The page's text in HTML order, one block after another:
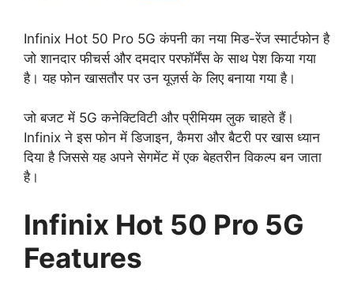
Infinix Hot 50 Pro 5G कंपनी का नया मिड-रेंज स्मार्टफोन है
जो शानदार फीचर्स और दमदार परफॉर्मेंस के साथ पेश किया गया
है। यह फोन खासतौर पर उन यूज़र्स के लिए बनाया गया है।
जो बजट में 5G कनेक्टिविटी और प्रीमियम लुक चाहते हैं।
Infinix ने इस फोन में डिजाइन, कैमरा और बैटरी पर खास ध्यान
दिया है जिससे यह अपने सेगमेंट में एक बेहतरीन विकल्प बन जाता
है।
Infinix Hot 50 Pro 5G
Features